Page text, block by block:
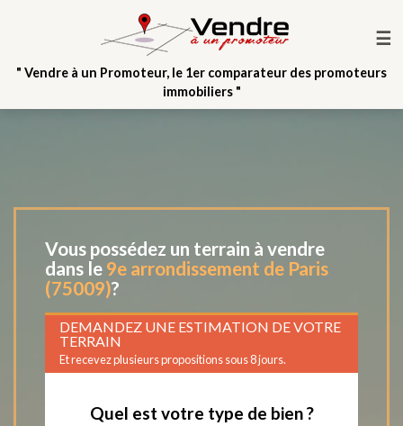
☰
" Vendre à un Promoteur, le 1er comparateur des promoteurs
immobiliers "
Vous possédez un terrain à vendre
dans le 9e arrondissement de Paris
(75009)?
DEMANDEZ UNE ESTIMATION DE VOTRE
TERRAIN
Et recevez plusieurs propositions sous 8 jours.
Quel est votre type de bien ?